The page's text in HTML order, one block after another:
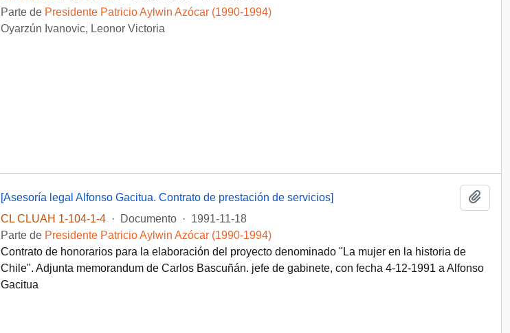
Parte de Presidente Patricio Aylwin Azócar (1990-1994)
Oyarzún Ivanovic, Leonor Victoria
[Asesoría legal Alfonso Gacitua. Contrato de prestación de servicios]
CL CLUAH 1-104-1-4
· Documento · 1991-11-18
Parte de Presidente Patricio Aylwin Azócar (1990-1994)
Contrato de honorarios para la elaboración del proyecto denominado "La mujer en la historia de
Chile". Adjunta memorandum de Carlos Bascuñán. jefe de gabinete, con fecha 4-12-1991 a Alfonso
Gacitua